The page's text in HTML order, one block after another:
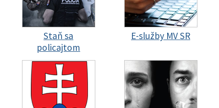
Staň sa
policajtom
E-služby MV SR